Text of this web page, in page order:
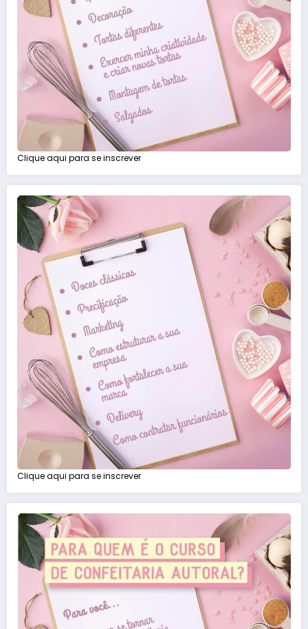
Clique aqui para se inscrever
Clique aqui para se inscrever